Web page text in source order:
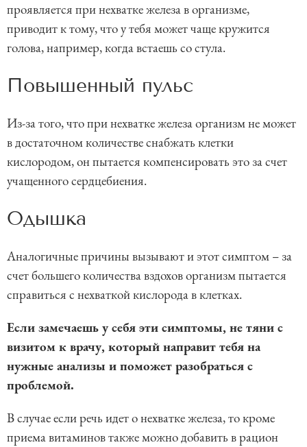
проявляется при нехватке железа в организме,
приводит к тому, что у тебя может чаще кружится
голова, например, когда встаешь со стула.
Повышенный пульс
Из-за того, что при нехватке железа организм не может
в достаточном количестве снабжать клетки
кислородом, он пытается компенсировать это за счет
учащенного сердцебиения.
Одышка
Аналогичные причины вызывают и этот симптом – за
счет большего количества вздохов организм пытается
справиться с нехваткой кислорода в клетках.
Если замечаешь у себя эти симптомы, не тяни с
визитом к врачу, который направит тебя на
нужные анализы и поможет разобраться с
проблемой.
В случае если речь идет о нехватке железа, то кроме
приема витаминов также можно добавить в рацион